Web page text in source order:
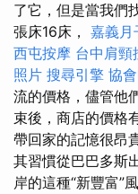
了它，但是當我們
張床16床， 嘉義月
西屯按摩 台中肩頸
照片 搜尋引擎 協
流的價格，儘管他
束後，商店的價格
帶回家的記憶很昂
其習慣從巴巴多斯
岸的這種“新豐富”